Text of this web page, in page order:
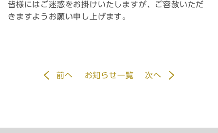
皆様にはご迷惑をお掛けいたしますが、ご容赦いただ
きますようお願い申し上げます。
前へ お知らせ一覧 次へ